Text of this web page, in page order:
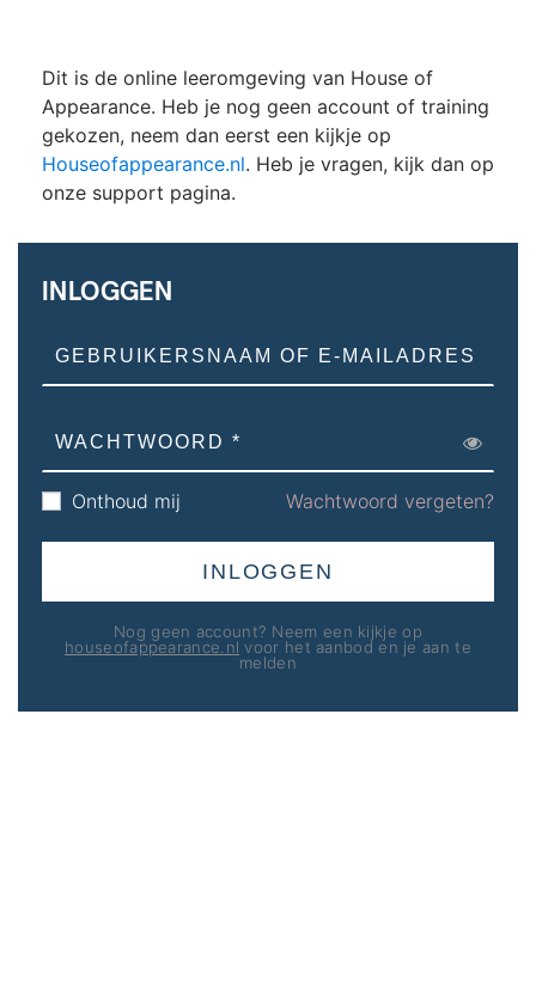
Dit is de online leeromgeving van House of
Appearance. Heb je nog geen account of training
gekozen, neem dan eerst een kijkje op
Houseofappearance.nl. Heb je vragen, kijk dan op
onze support pagina.
INLOGGEN
Onthoud mij Wachtwoord vergeten?
INLOGGEN
Nog geen account? Neem een kijkje op
houseofappearance.nl voor het aanbod en je aan te
melden